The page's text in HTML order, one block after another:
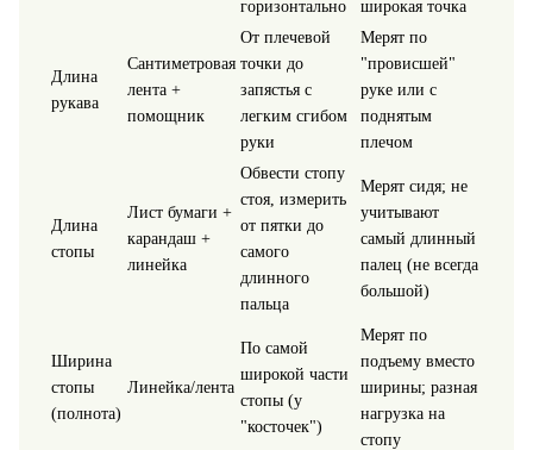
горизонтально
широкая точка
Длина
рукава
Сантиметровая
лента +
помощник
От плечевой
точки до
запястья с
легким сгибом
руки
Мерят по
"провисшей"
руке или с
поднятым
плечом
Длина
стопы
Лист бумаги +
карандаш +
линейка
Обвести стопу
стоя, измерить
от пятки до
самого
длинного
пальца
Мерят сидя; не
учитывают
самый длинный
палец (не всегда
большой)
Ширина
стопы
(полнота)
Линейка/лента
По самой
широкой части
стопы (у
"косточек")
Мерят по
подъему вместо
ширины; разная
нагрузка на
стопу